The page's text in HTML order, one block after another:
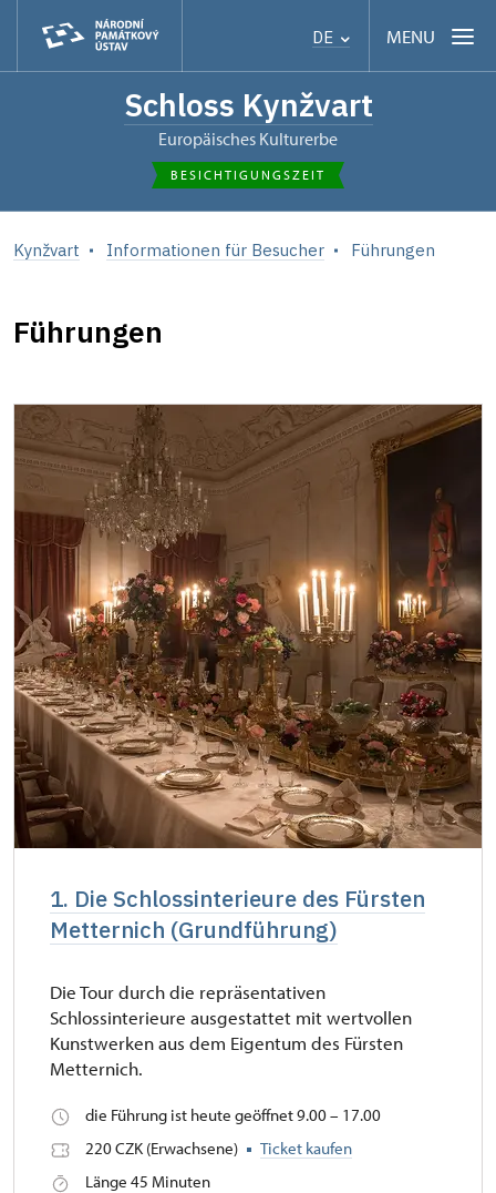
DE MENU
Schloss Kynžvart
Europäisches Kulturerbe
BESICHTIGUNGSZEIT
Kynžvart Informationen für Besucher Führungen
Führungen
1. Die Schlossinterieure des Fürsten
Metternich (Grundführung)
Die Tour durch die repräsentativen
Schlossinterieure ausgestattet mit wertvollen
Kunstwerken aus dem Eigentum des Fürsten
Metternich.
die Führung ist heute geöffnet 9.00 – 17.00
220 CZK (Erwachsene)
Ticket kaufen
Länge 45 Minuten